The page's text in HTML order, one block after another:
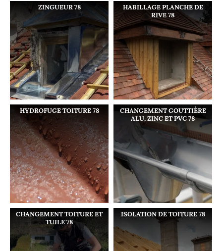
ZINGUEUR 78
HABILLAGE PLANCHE DE
RIVE 78
HYDROFUGE TOITURE 78
CHANGEMENT GOUTTIÈRE
ALU, ZINC ET PVC 78
CHANGEMENT TOITURE ET
TUILE 78
ISOLATION DE TOITURE 78